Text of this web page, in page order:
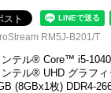
RM5J-B201/T
ンテル® Core™ i5-
ンテル® UHD グラフ
(8GBx1枚) DDR4-